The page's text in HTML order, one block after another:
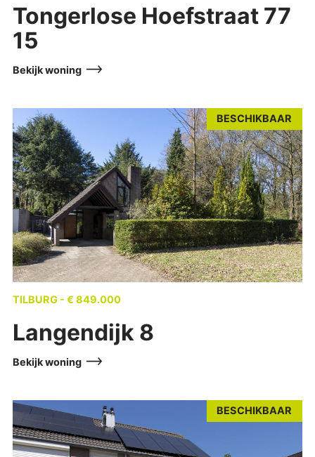
Tongerlose Hoefstraat 77
15
Bekijk woning
BESCHIKBAAR
TILBURG - € 849.000
Langendijk 8
Bekijk woning
BESCHIKBAAR